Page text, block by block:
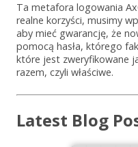
Ta metafora logowania
realne korzyści, musimy
aby mieć gwarancję, że
pomocą hasła, którego
które jest zweryfikowane
razem, czyli właściwe.
Latest Blog